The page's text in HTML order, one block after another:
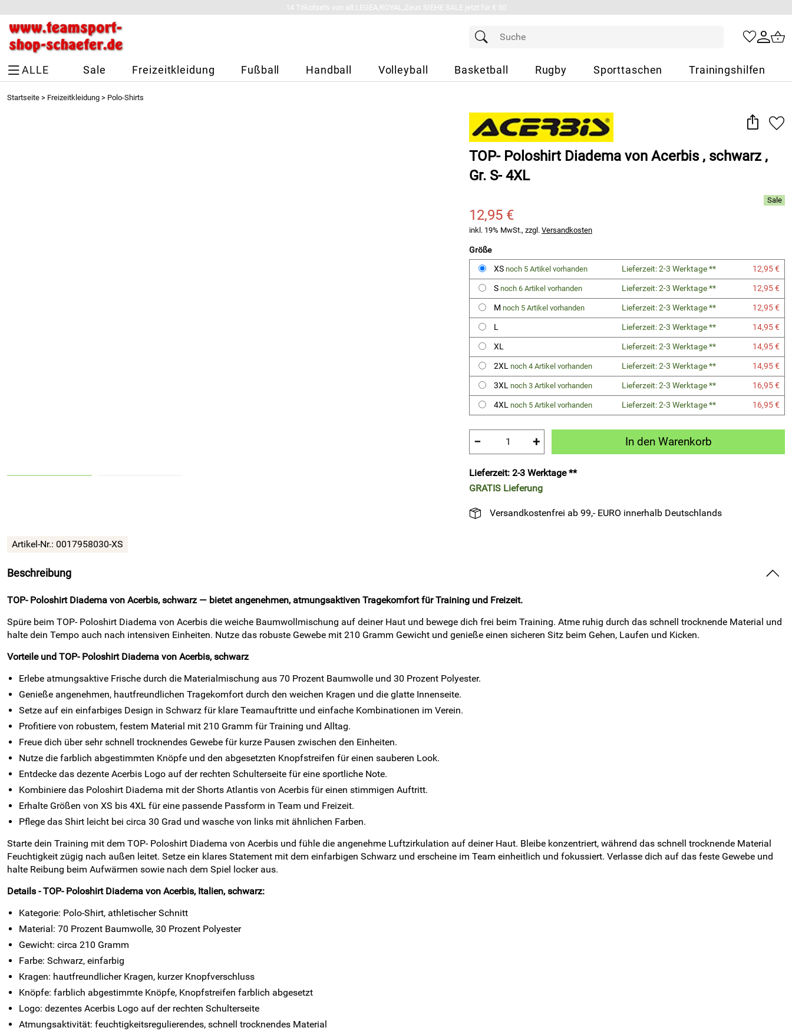
14 Trikotsets von alt.LEGEA,ROYAL,Zeus SIEHE SALE jetzt für € 50
ALLE Sale Freizeitkleidung Fußball Handball Volleyball Basketball Rugby Sporttaschen Trainingshilfen
Startseite > Freizeitkleidung > Polo-Shirts
TOP- Poloshirt Diadema von Acerbis , schwarz ,
Gr. S- 4XL
12,95 €
inkl. 19% MwSt., zzgl. Versandkosten
Größe
XS noch 5 Artikel vorhanden Lieferzeit: 2-3 Werktage **
12,95 €
S noch 6 Artikel vorhanden Lieferzeit: 2-3 Werktage **
12,95 €
M noch 5 Artikel vorhanden Lieferzeit: 2-3 Werktage **
12,95 €
L
Lieferzeit: 2-3 Werktage **
14,95 €
XL
Lieferzeit: 2-3 Werktage **
14,95 €
2XL noch 4 Artikel vorhanden Lieferzeit: 2-3 Werktage **
14,95 €
3XL noch 3 Artikel vorhanden Lieferzeit: 2-3 Werktage **
16,95 €
4XL noch 5 Artikel vorhanden Lieferzeit: 2-3 Werktage ** 16,95 €
− + In den Warenkorb
Lieferzeit: 2-3 Werktage **
GRATIS Lieferung
Versandkostenfrei ab 99,- EURO innerhalb Deutschlands
Artikel-Nr.: 0017958030-XS
Beschreibung
TOP- Poloshirt Diadema von Acerbis, schwarz — bietet angenehmen, atmungsaktiven Tragekomfort für Training und Freizeit.
Spüre beim TOP- Poloshirt Diadema von Acerbis die weiche Baumwollmischung auf deiner Haut und bewege dich frei beim Training. Atme ruhig durch das schnell trocknende Material und
halte dein Tempo auch nach intensiven Einheiten. Nutze das robuste Gewebe mit 210 Gramm Gewicht und genieße einen sicheren Sitz beim Gehen, Laufen und Kicken.
Vorteile und TOP- Poloshirt Diadema von Acerbis, schwarz
Erlebe atmungsaktive Frische durch die Materialmischung aus 70 Prozent Baumwolle und 30 Prozent Polyester.
Genieße angenehmen, hautfreundlichen Tragekomfort durch den weichen Kragen und die glatte Innenseite.
Setze auf ein einfarbiges Design in Schwarz für klare Teamauftritte und einfache Kombinationen im Verein.
Profitiere von robustem, festem Material mit 210 Gramm für Training und Alltag.
Freue dich über sehr schnell trocknendes Gewebe für kurze Pausen zwischen den Einheiten.
Nutze die farblich abgestimmten Knöpfe und den abgesetzten Knopfstreifen für einen sauberen Look.
Entdecke das dezente Acerbis Logo auf der rechten Schulterseite für eine sportliche Note.
Kombiniere das Poloshirt Diadema mit der Shorts Atlantis von Acerbis für einen stimmigen Auftritt.
Erhalte Größen von XS bis 4XL für eine passende Passform in Team und Freizeit.
Pflege das Shirt leicht bei circa 30 Grad und wasche von links mit ähnlichen Farben.
Starte dein Training mit dem TOP- Poloshirt Diadema von Acerbis und fühle die angenehme Luftzirkulation auf deiner Haut. Bleibe konzentriert, während das schnell trocknende Material
Feuchtigkeit zügig nach außen leitet. Setze ein klares Statement mit dem einfarbigen Schwarz und erscheine im Team einheitlich und fokussiert. Verlasse dich auf das feste Gewebe und
halte Reibung beim Aufwärmen sowie nach dem Spiel locker aus.
Details - TOP- Poloshirt Diadema von Acerbis, Italien, schwarz:
Kategorie: Polo-Shirt, athletischer Schnitt
Material: 70 Prozent Baumwolle, 30 Prozent Polyester
Gewicht: circa 210 Gramm
Farbe: Schwarz, einfarbig
Kragen: hautfreundlicher Kragen, kurzer Knopfverschluss
Knöpfe: farblich abgestimmte Knöpfe, Knopfstreifen farblich abgesetzt
Logo: dezentes Acerbis Logo auf der rechten Schulterseite
Atmungsaktivität: feuchtigkeitsregulierendes, schnell trocknendes Material